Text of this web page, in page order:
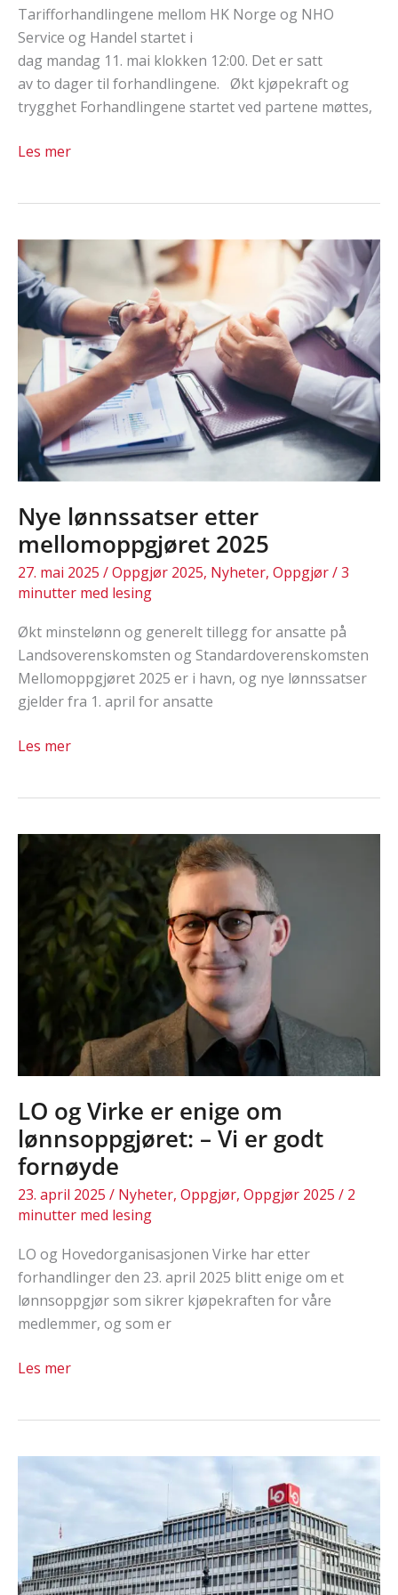
Tarifforhandlingene mellom HK Norge og NHO
Service og Handel startet i
dag mandag 11. mai klokken 12:00. Det er satt
av to dager til forhandlingene. Økt kjøpekraft og
trygghet Forhandlingene startet ved partene møttes,
Forhandlingene
i
gang
Les mer
Nye lønnssatser etter
mellomoppgjøret 2025
27. mai 2025 /Oppgjør 2025, Nyheter, Oppgjør/3
minutter med lesing
Økt minstelønn og generelt tillegg for ansatte på
Landsoverenskomsten og Standardoverenskomsten
Mellomoppgjøret 2025 er i havn, og nye lønnssatser
gjelder fra 1. april for ansatte
Nye
2025
Les mer
LO og Virke er enige om
lønnsoppgjøret: – Vi er godt
fornøyde
23. april 2025 / Nyheter, Oppgjør, Oppgjør 2025 / 2
minutter med lesing
LO og Hovedorganisasjonen Virke har etter
forhandlinger den 23. april 2025 blitt enige om et
lønnsoppgjør som sikrer kjøpekraften for våre
medlemmer, og som er
LO
enige
lønnsoppgjøret:
er
Les mer